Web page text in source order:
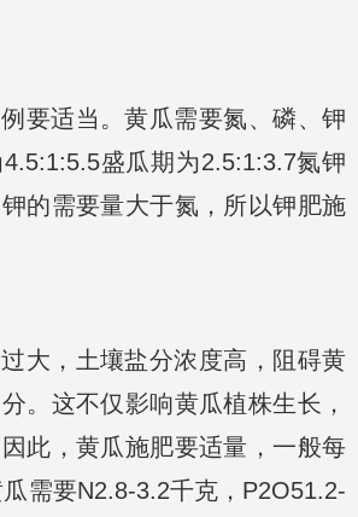
适当。黄瓜需要氮、磷、钾
盛瓜期为2.5:1:3.7氮钾
的需要量大于氮，所以钾肥施
，土壤盐分浓度高，阻碍黄
。这不仅影响黄瓜植株生长，
此，黄瓜施肥要适量，一般每
需要N2.8-3.2千克，P2O51.2-